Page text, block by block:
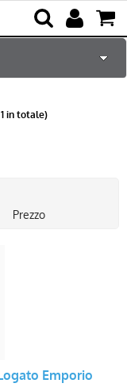
in totale)
Emporio